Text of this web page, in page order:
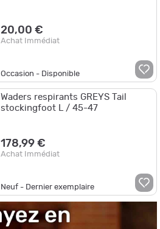
20,00 €
Achat Immédiat
Occasion - Disponible
Waders respirants GREYS Tail
stockingfoot L / 45-47
178,99 €
Achat Immédiat
Neuf - Dernier exemplaire